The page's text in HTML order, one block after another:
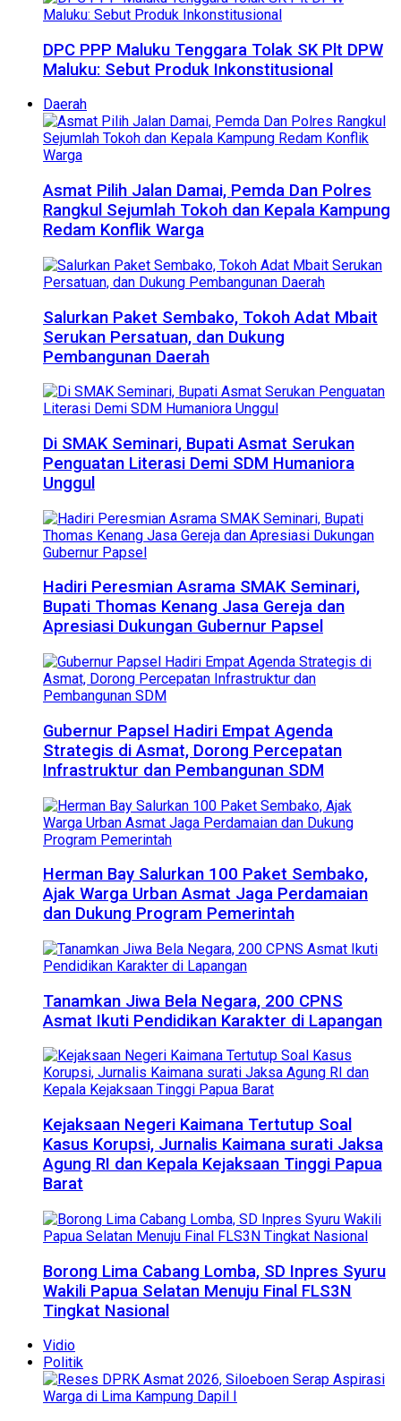
DPC PPP Maluku Tenggara Tolak SK Plt DPW
Maluku: Sebut Produk Inkonstitusional
Daerah
Asmat Pilih Jalan Damai, Pemda Dan Polres
Rangkul Sejumlah Tokoh dan Kepala Kampung
Redam Konflik Warga
Salurkan Paket Sembako, Tokoh Adat Mbait
Serukan Persatuan, dan Dukung
Pembangunan Daerah
Di SMAK Seminari, Bupati Asmat Serukan
Penguatan Literasi Demi SDM Humaniora
Unggul
Hadiri Peresmian Asrama SMAK Seminari,
Bupati Thomas Kenang Jasa Gereja dan
Apresiasi Dukungan Gubernur Papsel
Gubernur Papsel Hadiri Empat Agenda
Strategis di Asmat, Dorong Percepatan
Infrastruktur dan Pembangunan SDM
Herman Bay Salurkan 100 Paket Sembako,
Ajak Warga Urban Asmat Jaga Perdamaian
dan Dukung Program Pemerintah
Tanamkan Jiwa Bela Negara, 200 CPNS
Asmat Ikuti Pendidikan Karakter di Lapangan
Kejaksaan Negeri Kaimana Tertutup Soal
Kasus Korupsi, Jurnalis Kaimana surati Jaksa
Agung RI dan Kepala Kejaksaan Tinggi Papua
Barat
Borong Lima Cabang Lomba, SD Inpres Syuru
Wakili Papua Selatan Menuju Final FLS3N
Tingkat Nasional
Vidio
Politik